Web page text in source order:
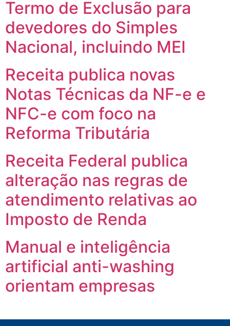
Termo de Exclusão para
devedores do Simples
Nacional, incluindo MEI
Receita publica novas
Notas Técnicas da NF-e e
NFC-e com foco na
Reforma Tributária
Receita Federal publica
alteração nas regras de
atendimento relativas ao
Imposto de Renda
Manual e inteligência
artificial anti-washing
orientam empresas